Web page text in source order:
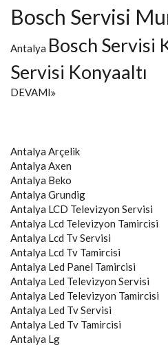
Bosch Servisi
Antalya Bosch Servisi
Servisi Konyaaltı
DEVAMI
Antalya Arçelik
Antalya Axen
Antalya Beko
Antalya Grundig
Antalya LCD Televizyon Servisi
Antalya Lcd Televizyon Tamircisi
Antalya Lcd Tv Servisi
Antalya Lcd Tv Tamircisi
Antalya Led Panel Tamircisi
Antalya Led Televizyon Servisi
Antalya Led Televizyon Tamircisi
Antalya Led Tv Servisi
Antalya Led Tv Tamircisi
Antalya Lg